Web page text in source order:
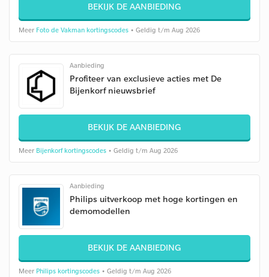
BEKIJK DE AANBIEDING
Meer Foto de Vakman kortingscodes • Geldig t/m Aug 2026
Aanbieding
Profiteer van exclusieve acties met De
Bijenkorf nieuwsbrief
BEKIJK DE AANBIEDING
Meer Bijenkorf kortingscodes • Geldig t/m Aug 2026
Aanbieding
Philips uitverkoop met hoge kortingen en
demomodellen
BEKIJK DE AANBIEDING
Meer Philips kortingscodes • Geldig t/m Aug 2026